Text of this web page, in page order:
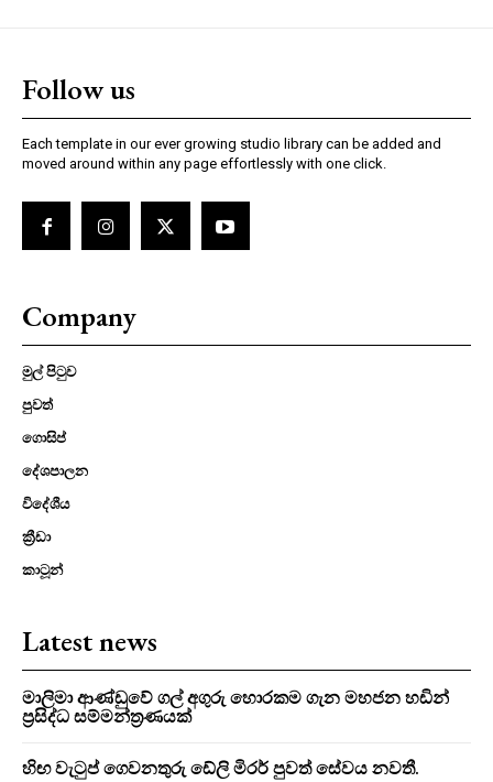
Follow us
Each template in our ever growing studio library can be added and
moved around within any page effortlessly with one click.
Company
මුල් පිටුව
පුවත්
ගොසිප්
දේශපාලන
විදේශීය
ක්‍රීඩා
කාටූන්
Latest news
මාලිමා ආණ්ඩුවේ ගල් අගුරු හොරකම ගැන මහජන හඩින්
ප්‍රසිද්ධ සම්මන්ත්‍රණයක්
හිඟ වැටුප් ගෙවනතුරු ඩේලි මිරර් පුවත් සේවය නවතී.